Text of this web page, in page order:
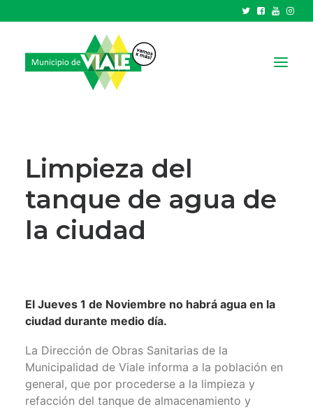
GOBIERNO
HCD
TRÁMITES Y SERVICIOS
CIUDAD
Limpieza del
tanque de agua de
la ciudad
El Jueves 1 de Noviembre no habrá agua en la
ciudad durante medio día.
La Dirección de Obras Sanitarias de la
Municipalidad de Viale informa a la población en
general, que por procederse a la limpieza y
refacción del tanque de almacenamiento y